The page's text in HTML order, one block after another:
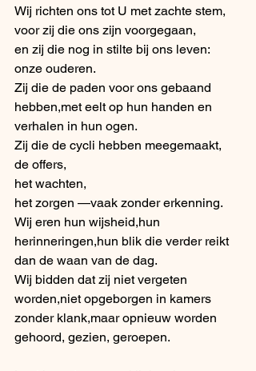
Wij richten ons tot U met zachte stem,
voor zij die ons zijn voorgegaan,
en zij die nog in stilte bij ons leven:
onze ouderen.
Zij die de paden voor ons gebaand
hebben,met eelt op hun handen en
verhalen in hun ogen.
Zij die de cycli hebben meegemaakt,
de offers,
het wachten,
het zorgen —vaak zonder erkenning.
Wij eren hun wijsheid,hun
herinneringen,hun blik die verder reikt
dan de waan van de dag.
Wij bidden dat zij niet vergeten
worden,niet opgeborgen in kamers
zonder klank,maar opnieuw worden
gehoord, gezien, geroepen.